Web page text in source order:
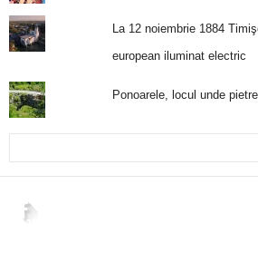
La 12 noiembrie 1884
european iluminat electric
Ponoarele, locul unde
2,265